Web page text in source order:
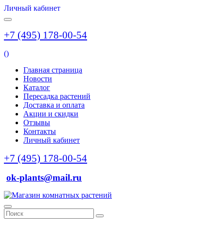
Личный кабинет
+7 (495) 178-00-54
()
Главная страница
Новости
Каталог
Пересадка растений
Доставка и оплата
Акции и скидки
Отзывы
Контакты
Личный кабинет
+7 (495) 178-00-54
ok-plants@mail.ru